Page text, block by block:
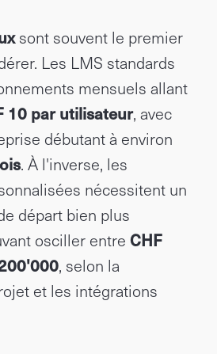
sont souvent le premier
Les LMS standards
mensuels allant
10 par utilisateur, avec
débutant à environ
. À l'inverse, les
nécessitent un
départ bien plus
osciller entre CHF
, selon la
et les intégrations